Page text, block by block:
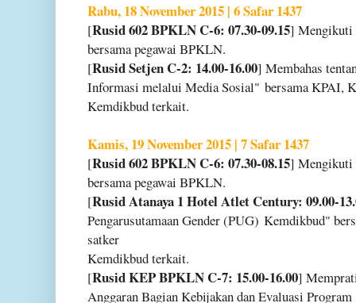
Rabu, 18 November 2015 | 6 Safar 1437
[Rusid 602 BPKLN C-6: 07.30-09.15]
bersama pegawai BPKLN.
[Rusid Setjen C-2: 14.00-16.00] Membahas
Informasi melalui Media Sosial" bersama KPAI,
Kemdikbud terkait.
Kamis, 19 November 2015 | 7 Safar 1437
[Rusid 602 BPKLN C-6: 07.30-08.15]
bersama pegawai BPKLN.
[Rusid Atanaya 1 Hotel Atlet Century: 09.00-
Pengarusutamaan Gender (PUG) Kemdikbud"
satker
Kemdikbud terkait.
[Rusid KEP BPKLN C-7: 15.00-16.00]
Anggaran Bagian Kebijakan dan Evaluasi Program